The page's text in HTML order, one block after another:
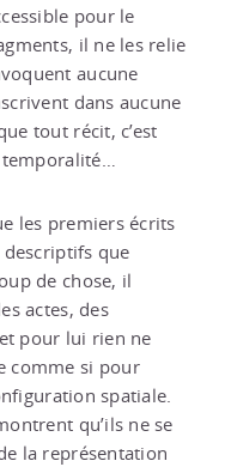
pour le
il ne les relie
aucune
dans aucune
tout récit, c’est
les premiers écrits
descriptifs que
de chose, il
actes, des
pour lui rien ne
comme si pour
spatiale.
qu’ils ne se
la représentation